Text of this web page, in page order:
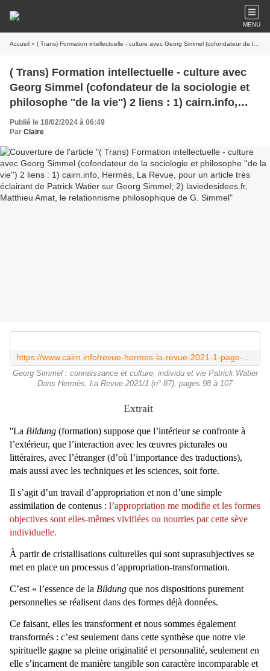
MENU
Accueil » ( Trans) Formation intellectuelle - culture avec Georg Simmel (cofondateur de la sociologie et philosophe ''de la vie'') 2 liens : 1) cairn.info, Hermès, La Revue, pour un article très éclairant de Patrick Watier sur Georg Simmel; 2) laviedesidees.fr, Matthieu Amat, le relationnisme philosophique de G. Simmel
( Trans) Formation intellectuelle - culture avec
Georg Simmel (cofondateur de la sociologie et
philosophe ''de la vie'') 2 liens : 1) cairn.info,
Hermès, La Revue, pour un article très éclairant
de Patrick Watier sur Georg Simmel; 2)
laviedesidees.fr, Matthieu Amat, le relationnisme
philosophique de G. Simmel
Publié le 18/02/2024 à 06:49
Par Claire
Georg Simmel : connaissance et culture, individu et vie Patrick Watier
Dans Hermès, La Revue 2021/1 (n° 87), pages 98 à 107
Extrait
''La Bildung (formation) suppose que l’intérieur se confronte à
l’extérieur, que l’interaction avec les œuvres picturales ou
littéraires, avec l’étranger (d’où l’importance des traductions),
mais aussi avec les techniques et les sciences, soit forte.
Il s’agit d’un travail d’appropriation et non d’une simple
assimilation de contenus : l’appropriation me modifie et les formes
objectives sont elles-mêmes vivifiées ou nourries par cette sève
individuelle.
À partir de cristallisations culturelles qui sont suprasubjectives se
met en place un processus d’appropriation-transformation.
C’est « l’essence de la Bildung que nos dispositions purement
personnelles se réalisent dans des formes déjà données.
Ce faisant, elles les transforment et nous sommes également
transformés : c’est seulement dans cette synthèse que notre vie
spirituelle gagne sa pleine originalité et personnalité, seulement en
elle s’incarnent de manière tangible son caractère incomparable et